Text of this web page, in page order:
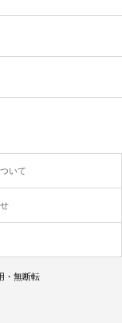
いて
・無断転